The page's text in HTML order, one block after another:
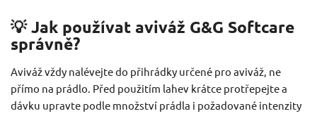
💡 Jak používat aviváž G&G Softcare
správně?
Aviváž vždy nalévejte do přihrádky určené pro aviváž, ne
přímo na prádlo. Před použitím lahev krátce protřepejte a
dávku upravte podle množství prádla i požadované intenzity